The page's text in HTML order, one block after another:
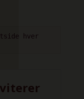
hver